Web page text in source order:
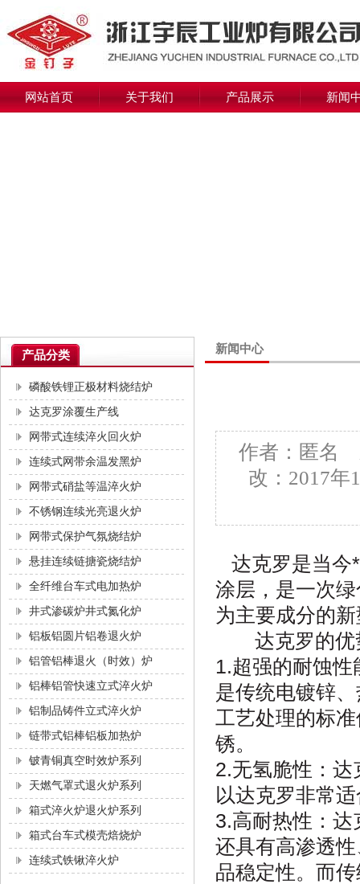
网站首页 关于我们 产品展示 新闻
产品分类
磷酸铁锂正极材料烧结炉
达克罗涂覆生产线
网带式连续淬火回火炉
连续式网带余温发黑炉
网带式硝盐等温淬火炉
不锈钢连续光亮退火炉
网带式保护气氛烧结炉
悬挂连续链搪瓷烧结炉
全纤维台车式电加热炉
井式渗碳炉井式氮化炉
铝板铝圆片铝卷退火炉
铝管铝棒退火（时效）炉
铝棒铝管快速立式淬火炉
铝制品铸件立式淬火炉
链带式铝棒铝板加热炉
铍青铜真空时效炉系列
天燃气罩式退火炉系列
箱式淬火炉退火炉系列
箱式台车式模壳焙烧炉
连续式铁锹淬火炉
新闻中心
作者：匿名
改：2017
达克罗是当今
涂层，是一次
为主要成分的
达克罗的优
1.超强的耐蚀
是传统电镀锌
工艺处理的标
锈。
2.无氢脆性：
以达克罗非常
3.高耐热性：
还具有高渗透
品稳定性。而